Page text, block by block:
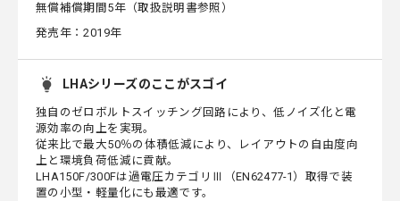
無償補償期間5年（取扱説明書参照）
発売年：2019年
LHAシリーズのここがスゴイ
独自のゼロボルトスイッチング回路により、低ノイズ化と電
源効率の向上を実現。
従来比で最大50％の体積低減により、レイアウトの自由度向
上と環境負荷低減に貢献。
LHA150F/300Fは過電圧カテゴリⅢ（EN62477-1）取得で装
置の小型・軽量化にも最適です。